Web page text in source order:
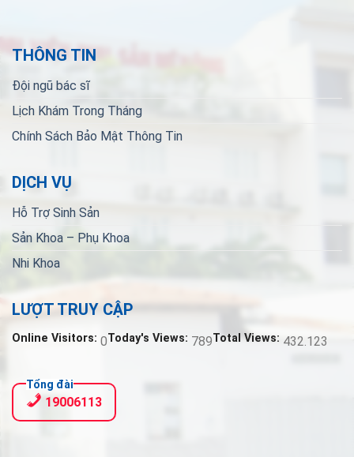
THÔNG TIN
Đội ngũ bác sĩ
Lịch Khám Trong Tháng
Chính Sách Bảo Mật Thông Tin
DỊCH VỤ
Hỗ Trợ Sinh Sản
Sản Khoa – Phụ Khoa
Nhi Khoa
LƯỢT TRUY CẬP
Online Visitors: 0Today's Views: 789Total Views: 432.123
Tổng đài
19006113